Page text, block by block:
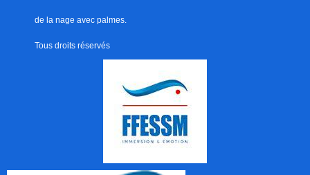
de la nage avec palmes.
Tous droits réservés